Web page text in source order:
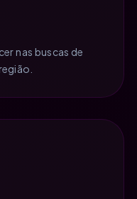
nas buscas de